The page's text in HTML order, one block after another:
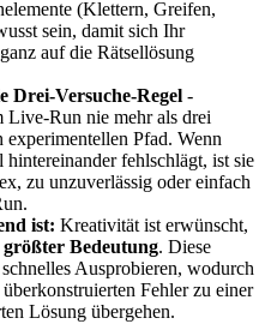
(Klettern, Greifen,
sein, damit sich Ihr
auf die Rätsellösung
Drei-Versuche-Regel -
Live-Run nie mehr als drei
experimentellen Pfad. Wenn
fehlschlägt, ist sie
zu unzuverlässig oder einfach
ist: Kreativität ist erwünscht,
Bedeutung. Diese
Ausprobieren, wodurch
Fehler zu einer
Lösung übergehen.